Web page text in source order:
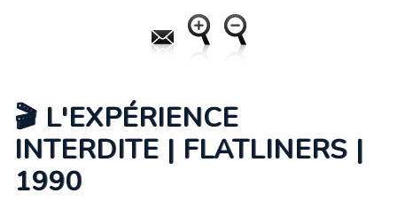
🎬 L'EXPÉRIENCE
INTERDITE | FLATLINERS |
1990